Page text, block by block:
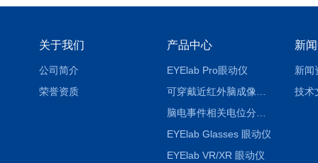
关于我们
公司简介
荣誉资质
产品中心
EYElab Pro眼动仪
脑电事件相关电位分析系统（EEG/ERP）
EYElab Glasses 眼动仪
EYElab VR/XR 眼动仪
新
新闻
技术